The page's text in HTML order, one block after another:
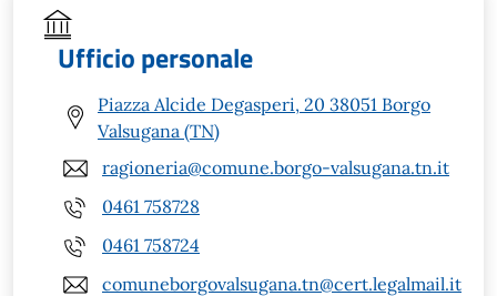
Ufficio personale
Piazza Alcide Degasperi, 20 38051 Borgo
Valsugana (TN)
ragioneria@comune.borgo-valsugana.tn.it
0461 758728
0461 758724
comuneborgovalsugana.tn@cert.legalmail.it